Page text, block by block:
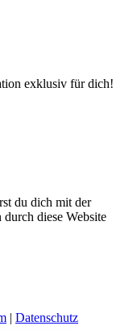
exklusiv für dich!
du dich mit der
diese Website
| Datenschutz